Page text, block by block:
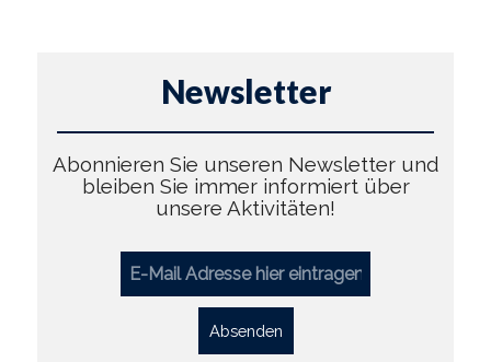
Newsletter
Abonnieren Sie unseren Newsletter und
bleiben Sie immer informiert über
unsere Aktivitäten!
Absenden